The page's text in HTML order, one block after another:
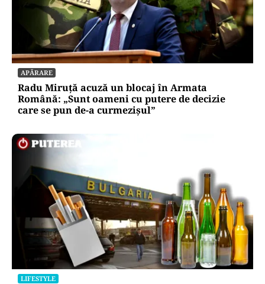
APĂRARE
Radu Miruță acuză un blocaj în Armata
Română: „Sunt oameni cu putere de decizie
care se pun de-a curmezișul”
LIFESTYLE